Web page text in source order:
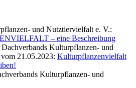
und Nutztiervielfalt e. V.:
– eine Beschreibung
Dachverbands Kulturpflanzen- und
21.05.2023: Kulturpflanzenvielfalt
Kulturpflanzen- und